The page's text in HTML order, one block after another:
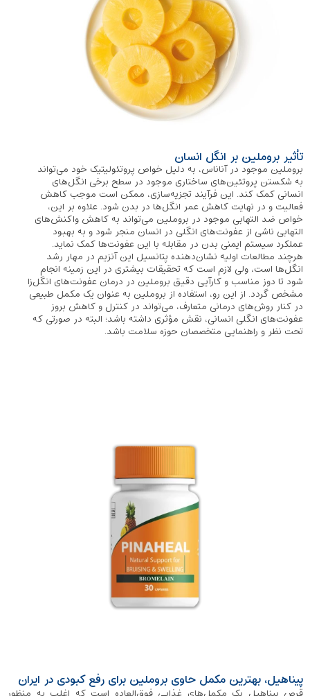
تأثیر بروملین بر انگل انسان
بروملین موجود در آناناس، به دلیل خواص پروتئولیتیک خود می‌تواند
به شکستن پروتئین‌های ساختاری موجود در سطح برخی انگل‌های
انسانی کمک کند. این فرآیند تجزیه‌سازی، ممکن است موجب کاهش
فعالیت و در نهایت کاهش عمر انگل‌ها در بدن شود. علاوه بر این،
خواص ضد التهابی موجود در بروملین می‌تواند به کاهش واکنش‌های
التهابی ناشی از عفونت‌های انگلی در انسان منجر شود و به بهبود
عملکرد سیستم ایمنی بدن در مقابله با این عفونت‌ها کمک نماید.
هرچند مطالعات اولیه نشان‌دهنده پتانسیل این آنزیم در مهار رشد
انگل‌ها است، ولی لازم است که تحقیقات بیشتری در این زمینه انجام
شود تا دوز مناسب و کارآیی دقیق بروملین در درمان عفونت‌های انگل‌زا
مشخص گردد. از این رو، استفاده از بروملین به عنوان یک مکمل طبیعی
در کنار روش‌های درمانی متعارف، می‌تواند در کنترل و کاهش بروز
عفونت‌های انگلی انسانی، نقش مؤثری داشته باشد؛ البته در صورتی که
تحت نظر و راهنمایی متخصصان حوزه سلامت باشد.
پیناهیل، بهترین مکمل حاوی بروملین برای رفع کبودی در ایران